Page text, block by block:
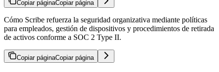
Copiar páginaCopiar página
Cómo Scribe refuerza la seguridad organizativa mediante políticas
para empleados, gestión de dispositivos y procedimientos de retirada
de activos conforme a SOC 2 Type II.
Copiar páginaCopiar página